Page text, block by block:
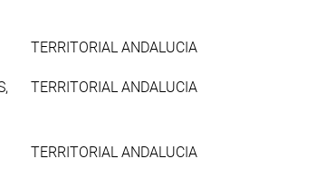
TERRITORIAL ANDALUCIA
TERRITORIAL ANDALUCIA
TERRITORIAL ANDALUCIA